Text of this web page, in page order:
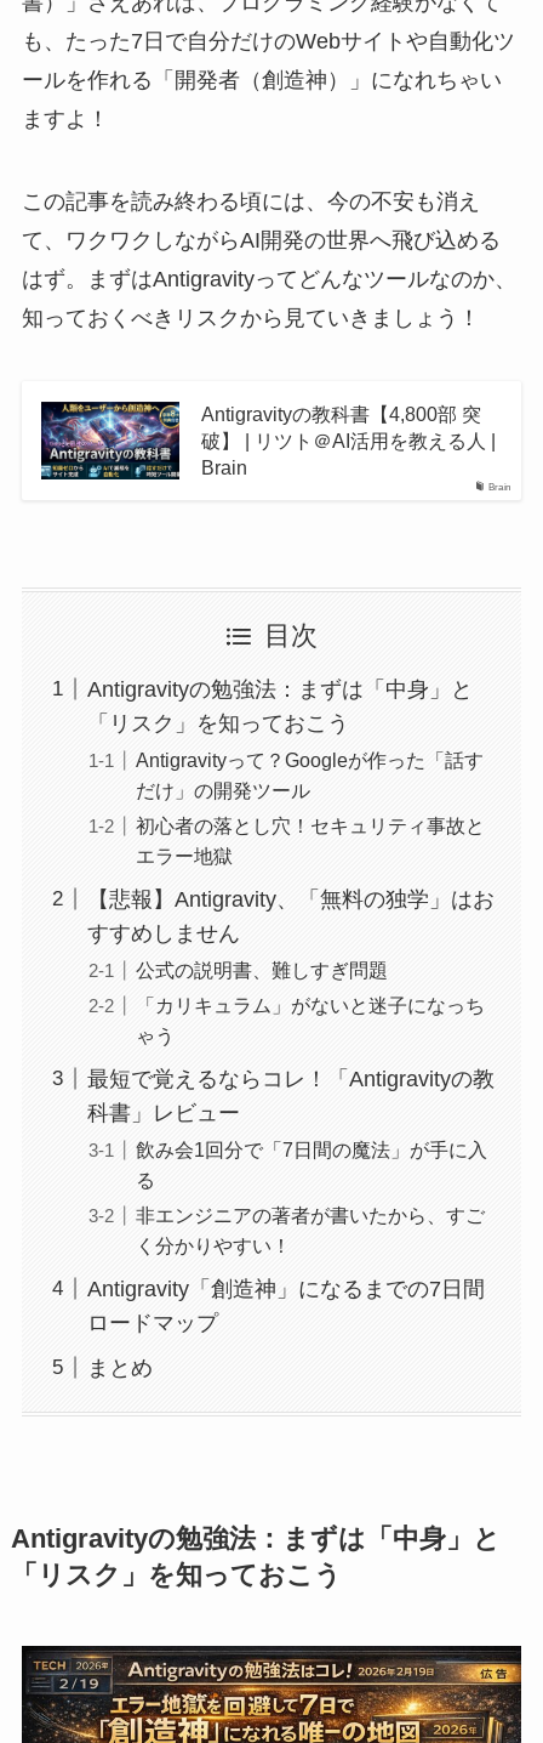
も、たった7日で自分だけのWebサイトや自動化ツ
ールを作れる「開発者（創造神）」になれちゃい
ますよ！
この記事を読み終わる頃には、今の不安も消え
て、ワクワクしながらAI開発の世界へ飛び込める
はず。まずはAntigravityってどんなツールなのか、
知っておくべきリスクから見ていきましょう！
Brain
Antigravityの教科書【4,800部 突
破】 | リツト＠AI活用を教える人 |
Brain
目次
Antigravityの勉強法：まずは「中身」と
「リスク」を知っておこう
Antigravityって？Googleが作った「話す
だけ」の開発ツール
初心者の落とし穴！セキュリティ事故と
エラー地獄
【悲報】Antigravity、「無料の独学」はお
すすめしません
公式の説明書、難しすぎ問題
「カリキュラム」がないと迷子になっち
ゃう
最短で覚えるならコレ！「Antigravityの教
科書」レビュー
飲み会1回分で「7日間の魔法」が手に入
る
非エンジニアの著者が書いたから、すご
く分かりやすい！
Antigravity「創造神」になるまでの7日間
ロードマップ
まとめ
Antigravityの勉強法：まずは「中身」と
「リスク」を知っておこう